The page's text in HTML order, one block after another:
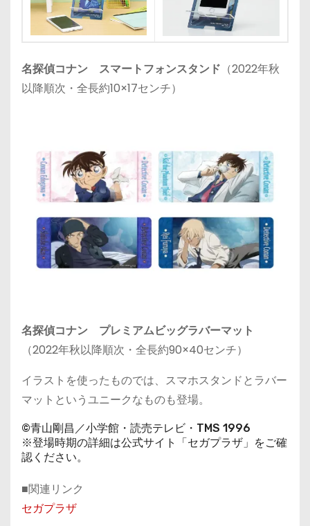
名探偵コナン スマートフォンスタンド （2022年秋
以降順次・全長約10×17センチ）
名探偵コナン プレミアムビッグラバーマット
（2022年秋以降順次・全長約90×40センチ）
イラストを使ったものでは、スマホスタンドとラバー
マットというユニークなものも登場。
©青山剛昌／小学館・読売テレビ・TMS 1996
※登場時期の詳細は公式サイト「セガプラザ」をご確
認ください。
■関連リンク
セガプラザ